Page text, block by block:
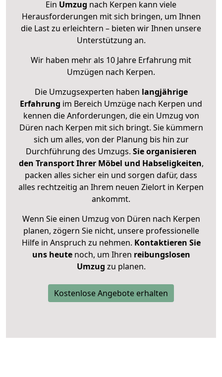
Ein Umzug nach Kerpen kann viele
Herausforderungen mit sich bringen, um Ihnen
die Last zu erleichtern – bieten wir Ihnen unsere
Unterstützung an.
Wir haben mehr als 10 Jahre Erfahrung mit
Umzügen nach Kerpen.
Die Umzugsexperten haben langjährige
Erfahrung im Bereich Umzüge nach Kerpen und
kennen die Anforderungen, die ein Umzug von
Düren nach Kerpen mit sich bringt. Sie kümmern
sich um alles, von der Planung bis hin zur
Durchführung des Umzugs. Sie organisieren
den Transport Ihrer Möbel und Habseligkeiten,
packen alles sicher ein und sorgen dafür, dass
alles rechtzeitig an Ihrem neuen Zielort in Kerpen
ankommt.
Wenn Sie einen Umzug von Düren nach Kerpen
planen, zögern Sie nicht, unsere professionelle
Hilfe in Anspruch zu nehmen. Kontaktieren Sie
uns heutenoch, um Ihren reibungslosen
Umzug zu planen.
Kostenlose Angebote erhalten